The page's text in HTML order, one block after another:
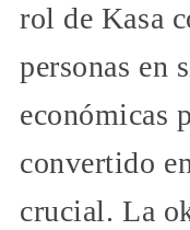
rol de Kasa
personas en
económicas
convertido
crucial. La